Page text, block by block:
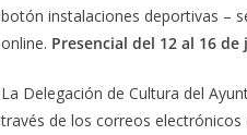
botón instalaciones deportivas –
online. Presencial del 12 al 16
La Delegación de Cultura del
través de los correos electrónicos